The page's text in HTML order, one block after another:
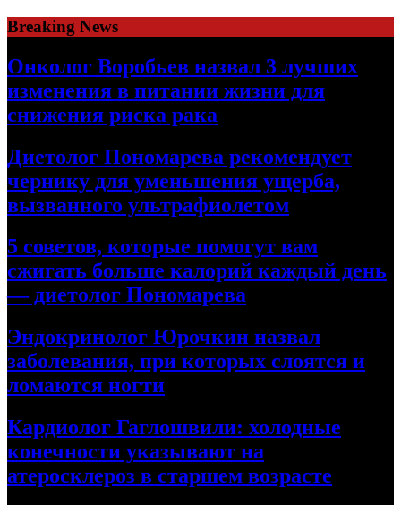
Skip
to
content
Breaking News
Онколог Воробьев назвал 3 лучших
изменения в питании жизни для
снижения риска рака
Диетолог Пономарева рекомендует
чернику для уменьшения ущерба,
вызванного ультрафиолетом
5 советов, которые помогут вам
сжигать больше калорий каждый день
— диетолог Пономарева
Эндокринолог Юрочкин назвал
заболевания, при которых слоятся и
ломаются ногти
Кардиолог Гаглошвили: холодные
конечности указывают на
атеросклероз в старшем возрасте